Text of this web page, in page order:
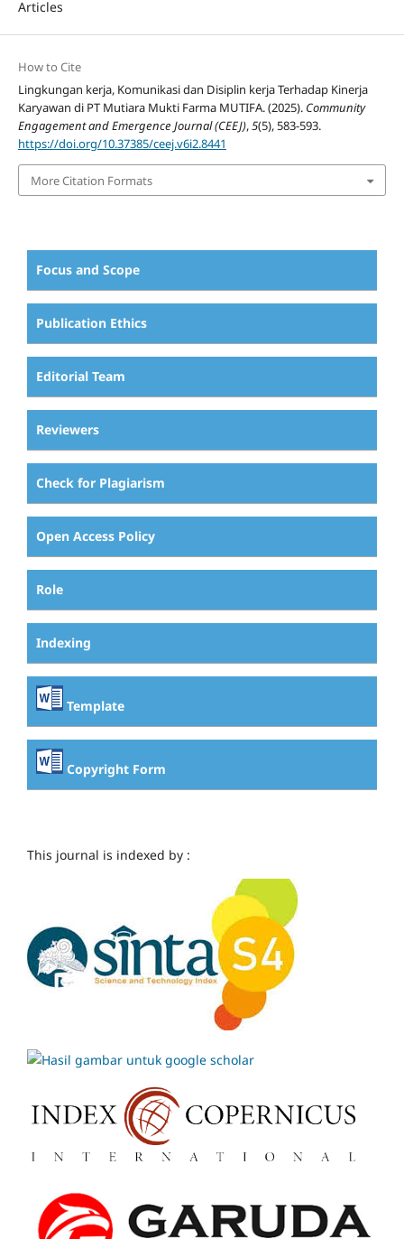
Articles
How to Cite
Lingkungan kerja, Komunikasi dan Disiplin kerja Terhadap Kinerja
Karyawan di PT Mutiara Mukti Farma MUTIFA. (2025). Community
Engagement and Emergence Journal (CEEJ),5(5), 583-593.
https://doi.org/10.37385/ceej.v6i2.8441
More Citation Formats
Focus and Scope
Publication Ethics
Editorial Team
Reviewers
Check for Plagiarism
Open Access Policy
Role
Indexing
Template
Copyright Form
This journal is indexed by :